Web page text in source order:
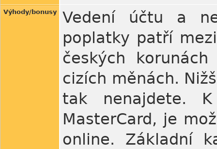
Výhody/bonusy
Vedení účtu a
poplatky patří
českých
cizích měnách.
tak nenajdete.
MasterCard, je
online. Základní